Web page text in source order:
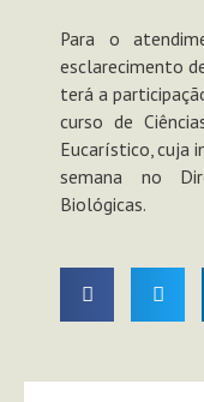
Para o
esclarecimento
terá a
curso de
Eucarístico, cuja
semana no
Biológicas.